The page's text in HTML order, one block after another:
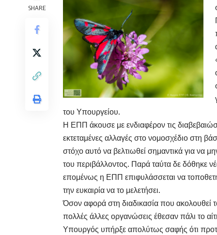
SHARE
του Υπουργείου.
Η ΕΠΠ άκουσε με ενδιαφέρον τις
εκτεταμένες αλλαγές στο νομοσχέδιο στη
στόχο αυτό να βελτιωθεί σημαντικά για να
του περιβάλλοντος. Παρά ταύτα δε δόθηκε
επομένως η ΕΠΠ επιφυλάσσεται να
την ευκαιρία να το μελετήσει.
Όσον αφορά στη διαδικασία που ακολουθεί
πολλές άλλες οργανώσεις έθεσαν πάλι το
Υπουργός υπήρξε απολύτως σαφής ότι